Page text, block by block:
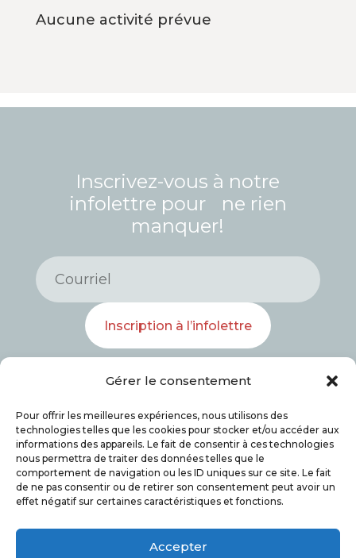
Gérer le consentement
Pour offrir les meilleures expériences, nous utilisons des
technologies telles que les cookies pour stocker et/ou accéder aux
informations des appareils. Le fait de consentir à ces technologies
nous permettra de traiter des données telles que le
comportement de navigation ou les ID uniques sur ce site. Le fait
de ne pas consentir ou de retirer son consentement peut avoir un
effet négatif sur certaines caractéristiques et fonctions.
Accepter
Aucune activité prévue
Inscrivez-vous à notre
infolettre pour ne rien
manquer!
Inscription à l’infolettre
© 2026 Salon du livre de l’Estrie. Tous droits